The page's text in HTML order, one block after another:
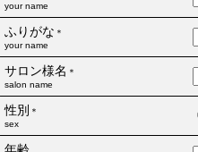
your name
ふりがな ＊
your name
サロン様名 ＊
salon name
性別 ＊
sex